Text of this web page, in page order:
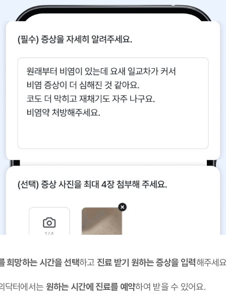
희망하는 시간을 선택하고 진료 받기 원하는 증상을 입력해주세
닥터에서는 원하는 시간에 진료를 예약하여 받을 수 있어요.